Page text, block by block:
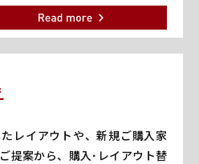
レイアウトや、新規ご購入家
提案から、購入･レイアウト替